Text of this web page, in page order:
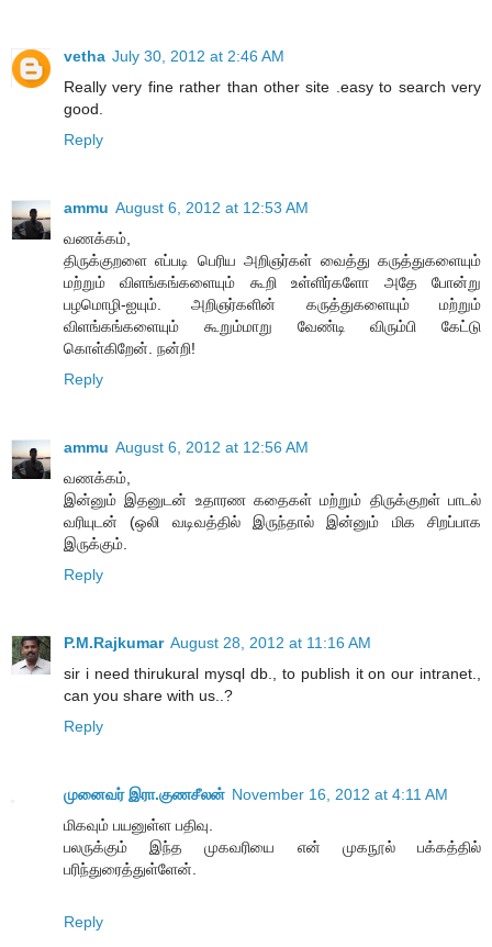
vetha July 30, 2012 at 2:46 AM
Really very fine rather than other site .easy to search very
good.
Reply
ammu August 6, 2012 at 12:53 AM
வணக்கம்,
திருக்குறளை எப்படி பெரிய அறிஞர்கள் வைத்து கருத்துகளையும்
மற்றும் விளங்கங்களையும் கூறி உள்ளிர்களோ அதே போன்று
பழமொழி-ஐயும். அறிஞர்களின் கருத்துகளையும் மற்றும்
விளங்கங்களையும் கூறும்மாறு வேண்டி விரும்பி கேட்டு
கொள்கிறேன். நன்றி!
Reply
ammu August 6, 2012 at 12:56 AM
வணக்கம்,
இன்னும் இதனுடன் உதாரண கதைகள் மற்றும் திருக்குறள் பாடல்
வரியுடன் (ஒலி வடிவத்தில் இருந்தால் இன்னும் மிக சிறப்பாக
இருக்கும்.
Reply
P.M.Rajkumar August 28, 2012 at 11:16 AM
sir i need thirukural mysql db., to publish it on our intranet.,
can you share with us..?
Reply
முனைவர் இரா.குணசீலன் November 16, 2012 at 4:11 AM
மிகவும் பயனுள்ள பதிவு.
பலருக்கும் இந்த முகவரியை என் முகநூல் பக்கத்தில்
பரிந்துரைத்துள்ளேன்.
Reply